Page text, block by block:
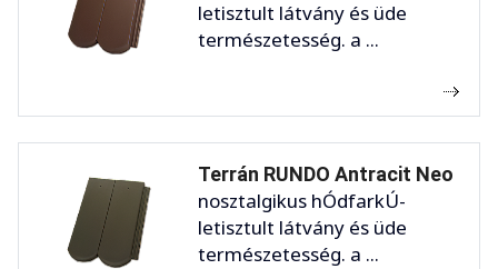
letisztult látvány és üde
természetesség. a ...
Terrán RUNDO Antracit Neo
nosztalgikus hÓdfarkÚ-
letisztult látvány és üde
természetesség. a ...